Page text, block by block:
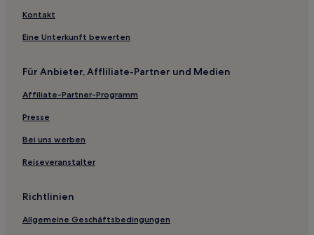
Ribeira Hotels
Eidos Hotels
Covelas Hotels
Ferreiros e Gondizalves Hotels
Porto de Ave Hotels
Fermentões Hotels
Braga Bezirk: Hotels
Hotels nahe São Bento da Porta Aberta
Serzedelo Hotels
Kontakt
Eine Unterkunft bewerten
Für Anbieter, Affliliate-Partner und Medien
Affiliate-Partner-Programm
Presse
Bei uns werben
Reiseveranstalter
Richtlinien
Allgemeine Geschäftsbedingungen